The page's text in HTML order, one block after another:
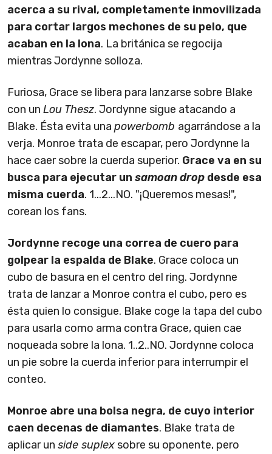
acerca a su rival, completamente inmovilizada
para cortar largos mechones de su pelo, que
acaban en la lona. La británica se regocija
mientras Jordynne solloza.
Furiosa, Grace se libera para lanzarse sobre Blake
con un Lou Thesz. Jordynne sigue atacando a
Blake. Ésta evita una powerbomb agarrándose a la
verja. Monroe trata de escapar, pero Jordynne la
hace caer sobre la cuerda superior. Grace va en su
busca para ejecutar un samoan drop desde esa
misma cuerda. 1...2...NO. "¡Queremos mesas!",
corean los fans.
Jordynne recoge una correa de cuero para
golpear la espalda de Blake. Grace coloca un
cubo de basura en el centro del ring. Jordynne
trata de lanzar a Monroe contra el cubo, pero es
ésta quien lo consigue. Blake coge la tapa del cubo
para usarla como arma contra Grace, quien cae
noqueada sobre la lona. 1..2..NO. Jordynne coloca
un pie sobre la cuerda inferior para interrumpir el
conteo.
Monroe abre una bolsa negra, de cuyo interior
caen decenas de diamantes. Blake trata de
aplicar un side suplexsobre su oponente, pero